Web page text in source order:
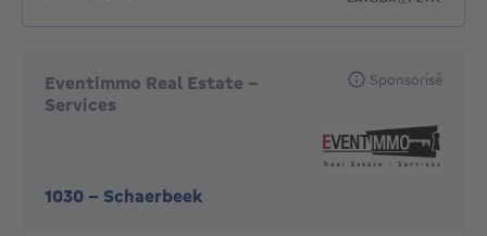
Eventimmo Real Estate -
Services
1030 - Schaerbeek
Sponsorisé